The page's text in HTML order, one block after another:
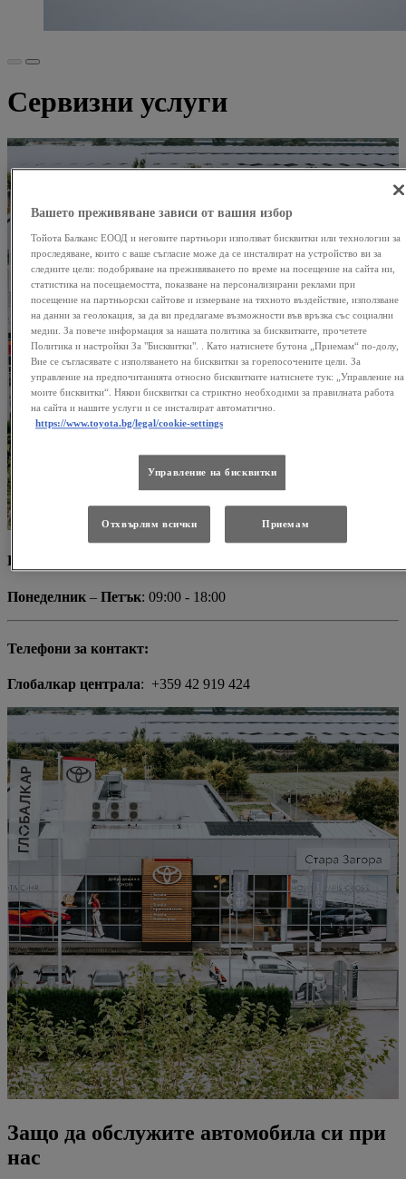
Сервизни услуги
Работно време
Понеделник – Петък: 09:00 - 18:00
Телефони за контакт:
Глобалкар централа: +359 42 919 424
Защо да обслужите автомобила си при
нас
Вашето преживяване зависи от вашия избор
Тойота Балканс ЕООД и неговите партньори използват бисквитки или технологии за
проследяване, които с ваше съгласие може да се инсталират на устройство ви за
следните цели: подобряване на преживяването по време на посещение на сайта ни,
статистика на посещаемостта, показване на персонализирани реклами при
посещение на партньорски сайтове и измерване на тяхното въздействие, използване
на данни за геолокация, за да ви предлагаме възможности във връзка със социални
медии. За повече информация за нашата политика за бисквитките, прочетете
Политика и настройки За "Бисквитки". . Като натиснете бутона „Приемам“ по-долу,
Вие се съгласявате с използването на бисквитки за горепосочените цели. За
управление на предпочитанията относно бисквитките натиснете тук: „Управление на
моите бисквитки“. Някои бисквитки са стриктно необходими за правилната работа
на сайта и нашите услуги и се инсталират автоматично.
https://www.toyota.bg/legal/cookie-settings
Управление на бисквитки
Отхвърлям всички Приемам